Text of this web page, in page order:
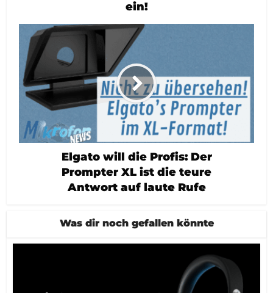
ein!
Elgato will die Profis: Der
Prompter XL ist die teure
Antwort auf laute Rufe
Was dir noch gefallen könnte